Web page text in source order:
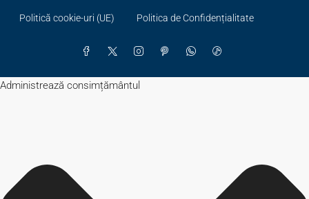
Politică cookie-uri (UE) Politica de Confidențialitate
Administrează consimțământul